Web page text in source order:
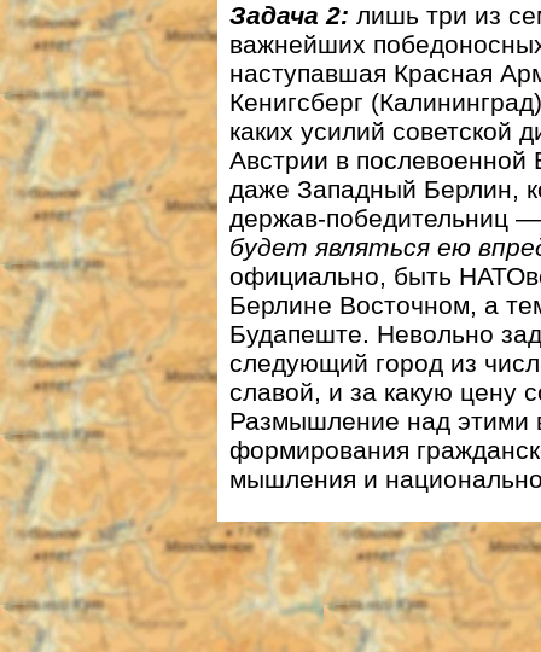
Задача 2: лишь три из
важнейших
наступавшая Красная
Кенигсберг
каких усилий советской
Австрии в
даже Западный Берлин,
держав-победительниц
будет являться ею
официально, быть
Берлине Восточном, а
Будапеште. Невольно
следующий город из
славой, и за какую цену
Размышление над этими
формирования
мышления и